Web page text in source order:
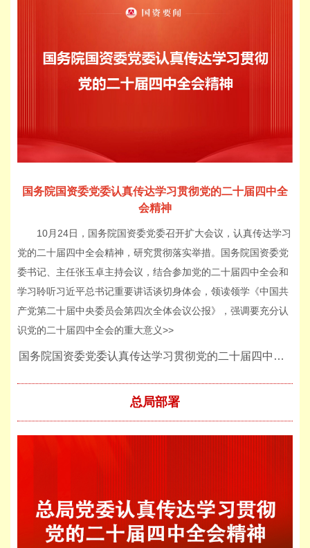
国务院国资委党委认真传达学习贯彻党的二十届四中全
会精神
10月24日，国务院国资委党委召开扩大会议，认真传达学习
党的二十届四中全会精神，研究贯彻落实举措。国务院国资委党
委书记、主任张玉卓主持会议，结合参加党的二十届四中全会和
学习聆听习近平总书记重要讲话谈切身体会，领读领学《中国共
产党第二十届中央委员会第四次全体会议公报》，强调要充分认
识党的二十届四中全会的重大意义>>
国务院国资委党委认真传达学习贯彻党的二十届四中全会精神
总局部署